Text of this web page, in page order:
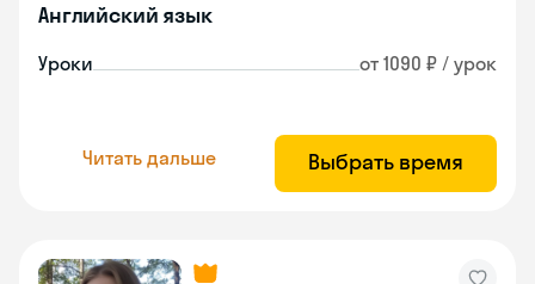
Английский язык
Уроки от 1090 ₽ / урок
Читать дальше Выбрать время